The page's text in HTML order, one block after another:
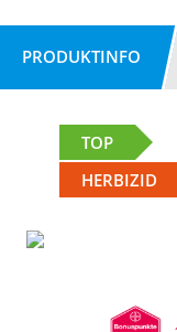
PRODUKTINFO
TOP
HERBIZID